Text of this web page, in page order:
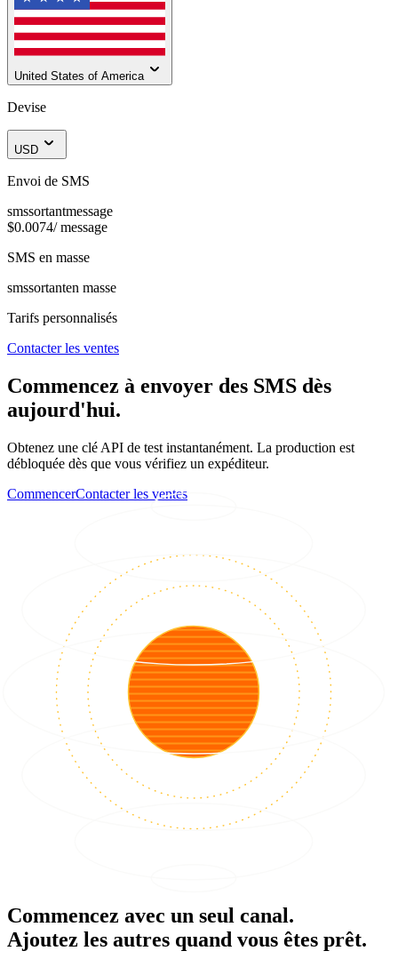
United States of America
Devise
USD
Envoi de SMS
smssortantmessage
$0.0074/message
SMS en masse
smssortanten masse
Tarifs personnalisés
Contacter les ventes
Commencez à envoyer des SMS dès
aujourd'hui.
Obtenez une clé API de test instantanément. La production est
débloquée dès que vous vérifiez un expéditeur.
CommencerContacter les ventes
Commencez avec un seul canal.
Ajoutez les autres quand vous êtes prêt.